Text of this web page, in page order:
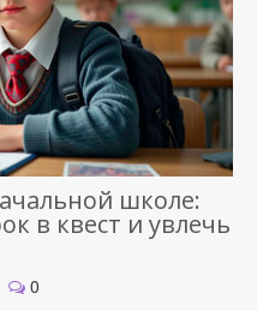
школе:
в квест и увлечь
0